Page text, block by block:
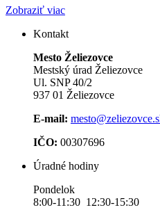
Zobraziť viac
Kontakt
Mesto Želiezovce
Mestský úrad Želiezovce
Ul. SNP 40/2
937 01 Želiezovce
E-mail:
IČO: 00307696
Úradné hodiny
Pondelok
8:00-11:30 12:30-15:30